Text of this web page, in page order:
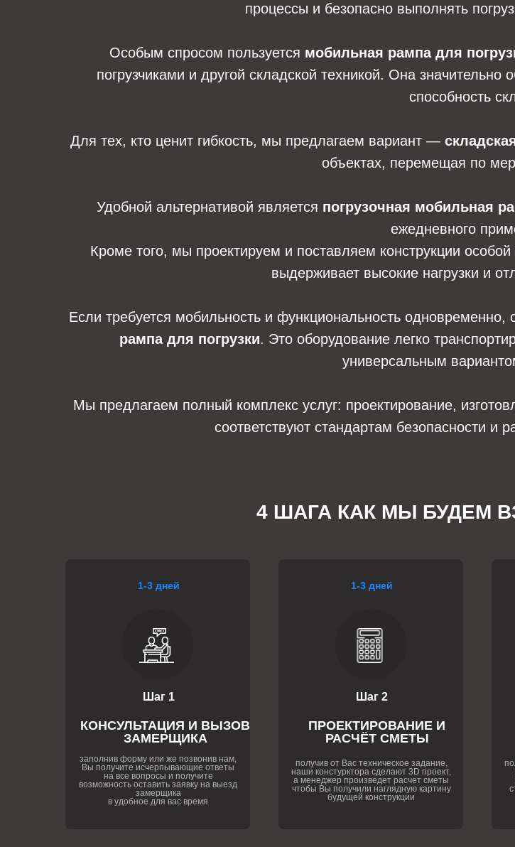
процессы и безопасно выполнять
Особым спросом пользуется мобильная рампа для
погрузчиками и другой складской техникой. Она
способность
Для тех, кто ценит гибкость, мы предлагаем вариант —
объектах, перемещая по
Удобной альтернативой является погрузочная мобильная
ежедневного
Кроме того, мы проектируем и поставляем конструкции
выдерживает высокие нагрузки и
Если требуется мобильность и функциональность
рампа для погрузки. Это оборудование легко
универсальным
Мы предлагаем полный комплекс услуг: проектирование,
соответствуют стандартам безопасности и
4 ШАГА КАК МЫ БУДЕМ
1-3 дней
Шаг 2
ПРОЕКТИРОВАНИЕ И
РАСЧЁТ СМЕТЫ
получив от Вас техническое задание,
наши констурктора сделают 3D проект,
а менеджер произведет расчет сметы
чтобы Вы получили наглядную картину
будущей конструкции
1-3 дней
Шаг 1
КОНСУЛЬТАЦИЯ И ВЫЗОВ
ЗАМЕРЩИКА
заполнив форму или же позвонив нам,
Вы получите исчерпывающие ответы
на все вопросы и получите
возможность оставить заявку на выезд
замерщика
в удобное для вас время